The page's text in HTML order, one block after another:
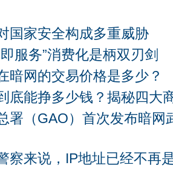
国家安全构成多重威胁
服务”消费化是柄双刃剑
暗网的交易价格是多少？
底能挣多少钱？揭秘四大
署（GAO）首次发布暗网
察来说，IP地址已经不再